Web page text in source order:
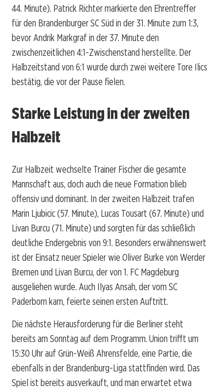
44. Minute). Patrick Richter markierte den Ehrentreffer
für den Brandenburger SC Süd in der 31. Minute zum 1:3,
bevor Andrik Markgraf in der 37. Minute den
zwischenzeitlichen 4:1-Zwischenstand herstellte. Der
Halbzeitstand von 6:1 wurde durch zwei weitere Tore Ilics
bestätig, die vor der Pause fielen.
Starke Leistung in der zweiten
Halbzeit
Zur Halbzeit wechselte Trainer Fischer die gesamte
Mannschaft aus, doch auch die neue Formation blieb
offensiv und dominant. In der zweiten Halbzeit trafen
Marin Ljubicic (57. Minute), Lucas Tousart (67. Minute) und
Livan Burcu (71. Minute) und sorgten für das schließlich
deutliche Endergebnis von 9:1. Besonders erwähnenswert
ist der Einsatz neuer Spieler wie Oliver Burke von Werder
Bremen und Livan Burcu, der von 1. FC Magdeburg
ausgeliehen wurde. Auch Ilyas Ansah, der vom SC
Paderborn kam, feierte seinen ersten Auftritt.
Die nächste Herausforderung für die Berliner steht
bereits am Sonntag auf dem Programm. Union trifft um
15:30 Uhr auf Grün-Weiß Ahrensfelde, eine Partie, die
ebenfalls in der Brandenburg-Liga stattfinden wird. Das
Spiel ist bereits ausverkauft, und man erwartet etwa